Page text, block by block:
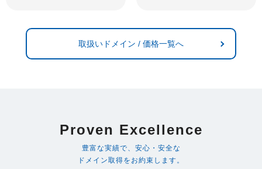
取扱いドメイン / 価格一覧へ
Proven Excellence
豊富な実績で、安心・安全な
ドメイン取得をお約束します。